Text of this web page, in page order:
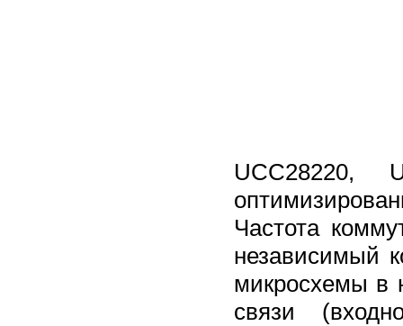
UCC28220,
Частота
независимый
микросхемы в
связи